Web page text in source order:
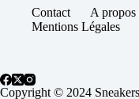
Contact A propos
Mentions Légales
Copyright © 2024